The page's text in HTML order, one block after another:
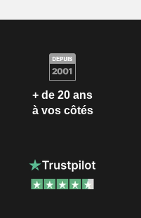
+ de 20 ans
à vos côtés